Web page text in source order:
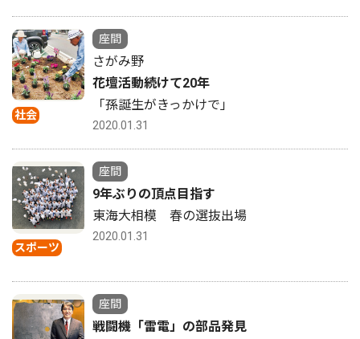
社会
座間
さがみ野
花壇活動続けて20年
「孫誕生がきっかけで」
2020.01.31
スポーツ
座間
9年ぶりの頂点目指す
東海大相模 春の選抜出場
2020.01.31
座間
戦闘機「雷電」の部品発見